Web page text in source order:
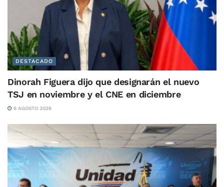
DESTACADO
Dinorah Figuera dijo que designarán el nuevo
TSJ en noviembre y el CNE en diciembre
6 AGOSTO 2026